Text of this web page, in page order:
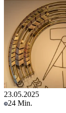
23.05.2025
24 Min.